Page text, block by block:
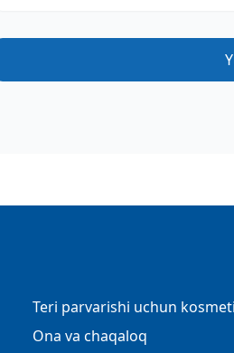
Teri parvarishi uchun
Ona va chaqaloq